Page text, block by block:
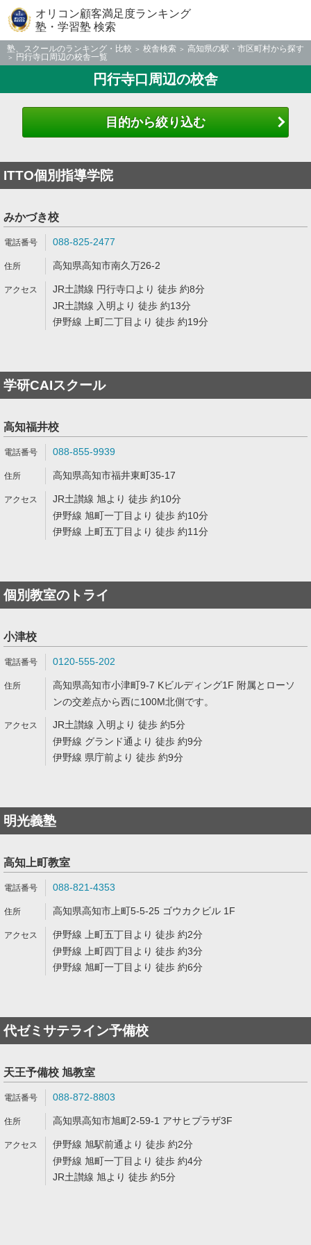
オリコン顧客満足度ランキング
塾・学習塾 検索
塾、スクールのランキング・比較 校舎検索
高知県の駅・市区町村から探す
円行寺口周辺の校舎一覧
円行寺口周辺の校舎
目的から絞り込む
ITTO個別指導学院
みかづき校
088-825-2477
高知県高知市南久万26-2
JR土讃線 円行寺口より 徒歩 約8分
JR土讃線 入明より 徒歩 約13分
伊野線 上町二丁目より 徒歩 約19分
学研CAIスクール
高知福井校
088-855-9939
高知県高知市福井東町35-17
JR土讃線 旭より 徒歩 約10分
伊野線 旭町一丁目より 徒歩 約10分
伊野線 上町五丁目より 徒歩 約11分
個別教室のトライ
小津校
0120-555-202
高知県高知市小津町9-7 Kビルディング1F 附属とローソ
ンの交差点から西に100M北側です。
JR土讃線 入明より 徒歩 約5分
伊野線 グランド通より 徒歩 約9分
伊野線 県庁前より 徒歩 約9分
明光義塾
高知上町教室
088-821-4353
高知県高知市上町5-5-25 ゴウカクビル 1F
伊野線 上町五丁目より 徒歩 約2分
伊野線 上町四丁目より 徒歩 約3分
伊野線 旭町一丁目より 徒歩 約6分
代ゼミサテライン予備校
天王予備校 旭教室
088-872-8803
高知県高知市旭町2-59-1 アサヒプラザ3F
伊野線 旭駅前通より 徒歩 約2分
伊野線 旭町一丁目より 徒歩 約4分
JR土讃線 旭より 徒歩 約5分